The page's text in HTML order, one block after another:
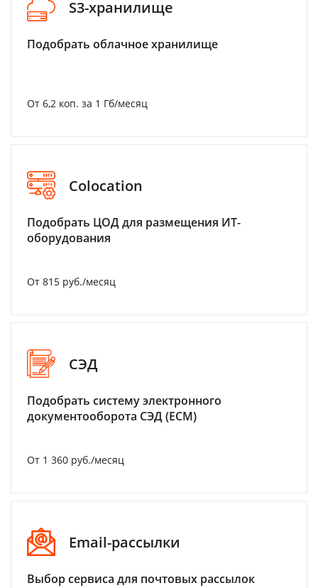
S3-хранилище
Подобрать облачное хранилище
От 6,2 коп. за 1 Гб/месяц
Colocation
Подобрать ЦОД для размещения ИТ-
оборудования
От 815 руб./месяц
СЭД
Подобрать систему электронного
документооборота СЭД (ECM)
От 1 360 руб./месяц
Email-рассылки
Выбор сервиса для почтовых рассылок